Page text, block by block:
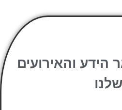
והאירועים
שלנו